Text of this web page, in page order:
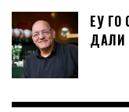
ЕУ ГО
ДАЛИ